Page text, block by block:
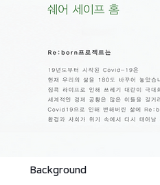
Background